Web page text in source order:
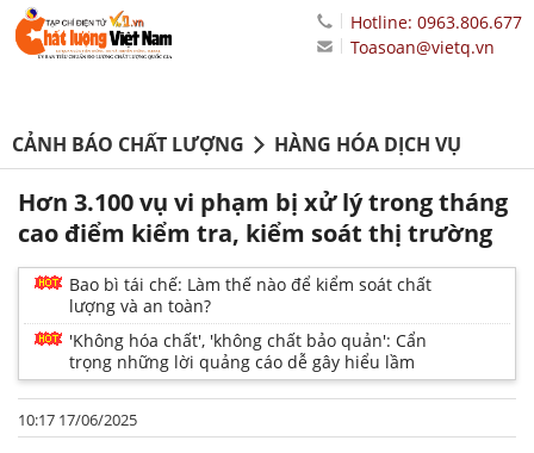
Hotline: 0963.806.677
Toasoan@vietq.vn
CẢNH BÁO CHẤT LƯỢNG HÀNG HÓA DỊCH VỤ
Hơn 3.100 vụ vi phạm bị xử lý trong tháng
cao điểm kiểm tra, kiểm soát thị trường
Bao bì tái chế: Làm thế nào để kiểm soát chất
lượng và an toàn?
'Không hóa chất', 'không chất bảo quản': Cẩn
trọng những lời quảng cáo dễ gây hiểu lầm
10:17 17/06/2025